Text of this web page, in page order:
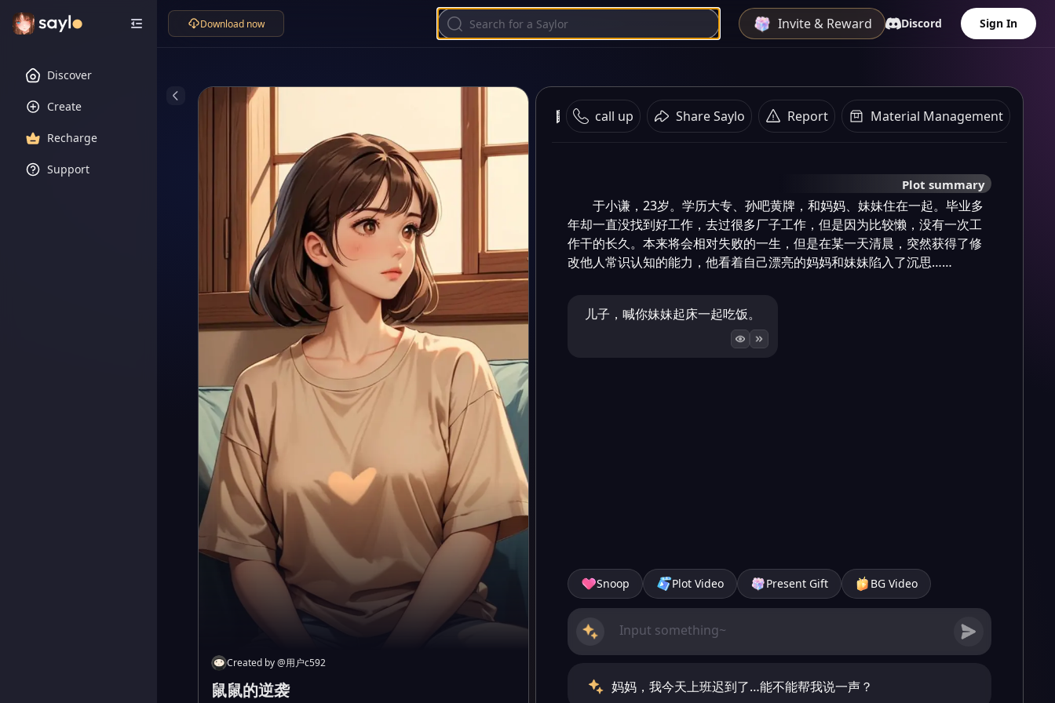
Discover
Create
Recharge
Support
Download now Invite & Reward Discord Sign In
Created by@用户c592
鼠鼠的逆袭
鼠鼠的逆袭 call up Share Saylo Report Material Management
Plot summary
于小谦，23岁。学历大专、孙吧黄牌，和妈妈、妹妹住在一起。毕业多
年却一直没找到好工作，去过很多厂子工作，但是因为比较懒，没有一次工
作干的长久。本来将会相对失败的一生，但是在某一天清晨，突然获得了修
改他人常识认知的能力，他看着自己漂亮的妈妈和妹妹陷入了沉思……
儿子，喊你妹妹起床一起吃饭。
Snoop Plot Video Present Gift BG Video
妈妈，我今天上班迟到了…能不能帮我说一声？